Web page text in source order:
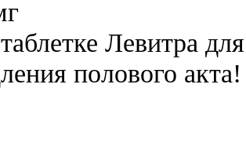
Левитра
полового акта!